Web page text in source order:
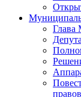
Глава